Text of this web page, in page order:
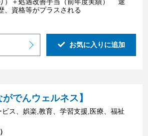
）＋処遇改善手当（前年度実績） 途
、資格等がプラスされる
お気に入りに追加
でんウェルネス】
ス、娯楽,教育、学習支援,医療、福祉